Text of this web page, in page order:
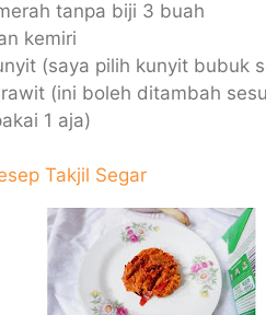
tanpa biji 3 buah
kemiri
(saya pilih kunyit bubuk
(ini boleh ditambah
1 aja)
Takjil Segar